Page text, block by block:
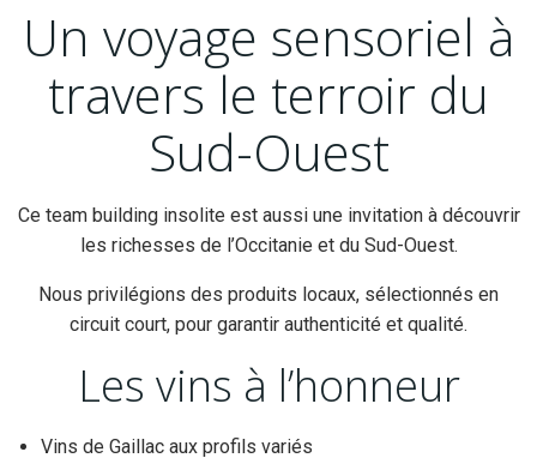
Un voyage sensoriel à
travers le terroir du
Sud-Ouest
Ce team building insolite est aussi une invitation à découvrir
les richesses de l’Occitanie et du Sud-Ouest.
Nous privilégions des produits locaux, sélectionnés en
circuit court, pour garantir authenticité et qualité.
Les vins à l’honneur
Vins de Gaillac aux profils variés